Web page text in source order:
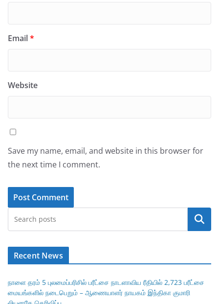
Email*
Website
Save my name, email, and website in this browser for
the next time I comment.
Search
Recent News
நாளை தரம் 5 புலமைப்பரிசில் பரீட்சை நாடளாவிய ரீதியில் 2,723 பரீட்சை
மையங்களில் நடைபெறும் – ஆணையாளர் நாயகம் இந்திகா குமாரி